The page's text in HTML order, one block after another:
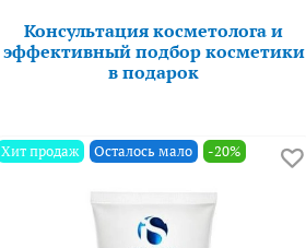
Консультация косметолога и
эффективный подбор косметики
в подарок
Хит продаж Осталось мало -20%